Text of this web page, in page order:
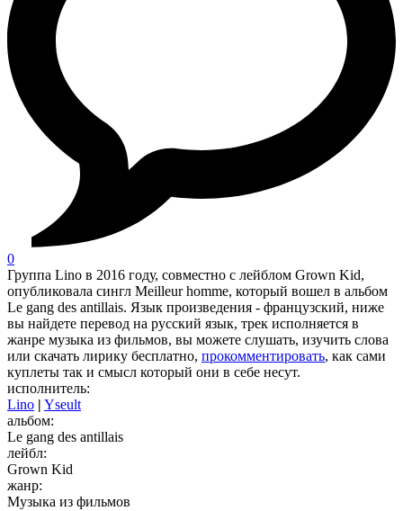
0
Группа Lino в 2016 году, совместно с лейблом Grown Kid,
опубликовала сингл Meilleur homme, который вошел в альбом
Le gang des antillais. Язык произведения - французский, ниже
вы найдете перевод на русский язык, трек исполняется в
жанре музыка из фильмов, вы можете слушать, изучить слова
или скачать лирику бесплатно, прокомментировать, как сами
куплеты так и смысл который они в себе несут.
исполнитель:
Lino
Yseult
альбом:
Le gang des antillais
лейбл:
Grown Kid
жанр:
Музыка из фильмов